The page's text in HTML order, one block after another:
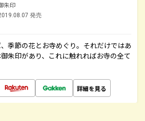
朱印
発売
季節の花とお寺めぐり。それだけではあ
朱印があり、これに触れればお寺の全て
詳細を見る